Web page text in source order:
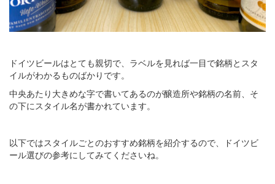
ドイツビールはとても親切で、ラベルを見れば一目で銘柄とスタ
イルがわかるものばかりです。
中央あたり大きめな字で書いてあるのが醸造所や銘柄の名前、そ
の下にスタイル名が書かれています。
以下ではスタイルごとのおすすめ銘柄を紹介するので、ドイツビ
ール選びの参考にしてみてくださいね。